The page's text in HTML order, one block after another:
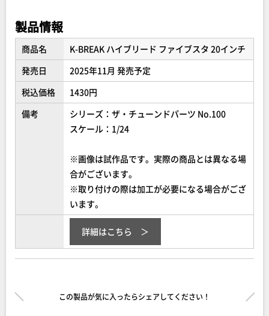
製品情報
商品名
K-BREAK ハイブリード ファイブスタ 20インチ
発売日
2025年11月 発売予定
税込価格
1430円
備考
シリーズ：ザ・チューンドパーツ No.100
スケール：1/24
※画像は試作品です。実際の商品とは異なる場
合がございます。
※取り付けの際は加工が必要になる場合がござ
います。
詳細はこちら
この製品が気に入ったらシェアしてください！